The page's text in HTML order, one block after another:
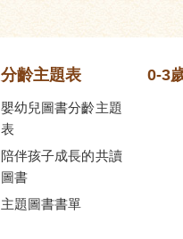
分齡主題表
嬰幼兒圖書分齡主題
表
陪伴孩子成長的共讀
圖書
主題圖書書單
0-3